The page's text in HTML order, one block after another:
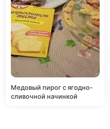
Медовый пирог с ягодно-
сливочной начинкой